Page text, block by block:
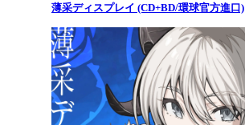
薄采ディスプレイ (CD+BD/環球官方進口)